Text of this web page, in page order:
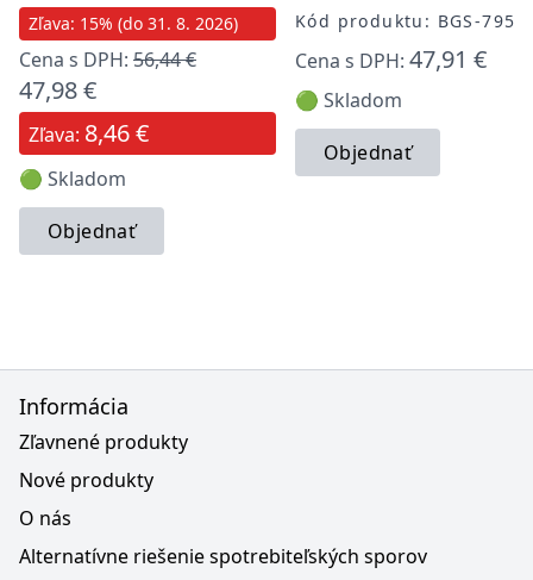
Zľava: 15% (do 31. 8. 2026)
Cena s DPH: 56,44 €
47,98 €
Zľava: 8,46 €
🟢 Skladom
Objednať
Kód produktu: BGS-795
Cena s DPH: 47,91 €
🟢 Skladom
Objednať
Informácia
Zľavnené produkty
Nové produkty
O nás
Alternatívne riešenie spotrebiteľských sporov